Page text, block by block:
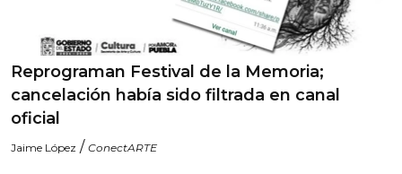
Reprograman Festival de la Memoria;
cancelación había sido filtrada en canal
oficial
Jaime López / ConectARTE